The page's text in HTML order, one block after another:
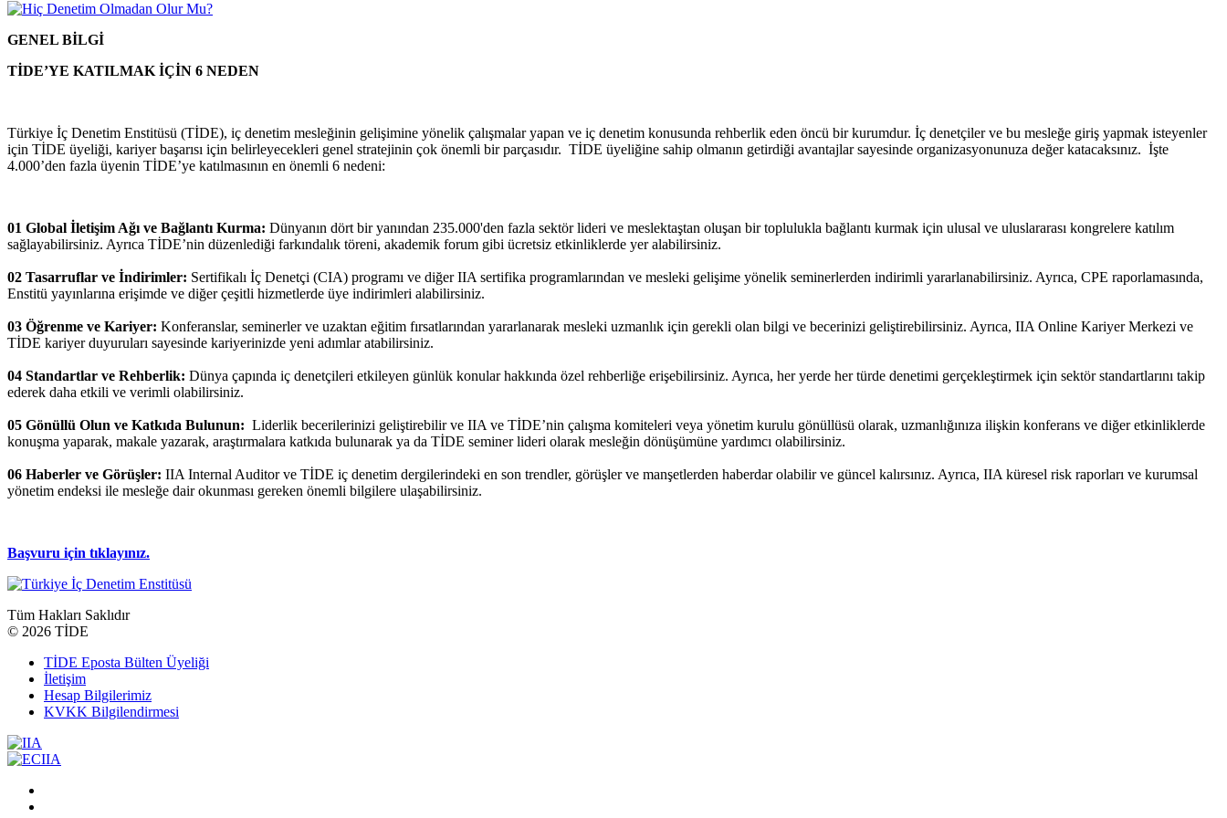
GENEL BİLGİ
TİDE’YE KATILMAK İÇİN 6 NEDEN
Türkiye İç Denetim Enstitüsü (TİDE), iç denetim mesleğinin gelişimine yönelik çalışmalar yapan ve iç denetim konusunda rehberlik eden öncü bir kurumdur. İç denetçiler ve bu mesleğe giriş yapmak isteyenler
için TİDE üyeliği, kariyer başarısı için belirleyecekleri genel stratejinin çok önemli bir parçasıdır. TİDE üyeliğine sahip olmanın getirdiği avantajlar sayesinde organizasyonunuza değer katacaksınız. İşte
4.000’den fazla üyenin TİDE’ye katılmasının en önemli 6 nedeni:
01 Global İletişim Ağı ve Bağlantı Kurma: Dünyanın dört bir yanından 235.000'den fazla sektör lideri ve meslektaştan oluşan bir toplulukla bağlantı kurmak için ulusal ve uluslararası kongrelere katılım
sağlayabilirsiniz. Ayrıca TİDE’nin düzenlediği farkındalık töreni, akademik forum gibi ücretsiz etkinliklerde yer alabilirsiniz.
02 Tasarruflar ve İndirimler: Sertifikalı İç Denetçi (CIA) programı ve diğer IIA sertifika programlarından ve mesleki gelişime yönelik seminerlerden indirimli yararlanabilirsiniz. Ayrıca, CPE raporlamasında,
Enstitü yayınlarına erişimde ve diğer çeşitli hizmetlerde üye indirimleri alabilirsiniz.
03 Öğrenme ve Kariyer: Konferanslar, seminerler ve uzaktan eğitim fırsatlarından yararlanarak mesleki uzmanlık için gerekli olan bilgi ve becerinizi geliştirebilirsiniz. Ayrıca, IIA Online Kariyer Merkezi ve
TİDE kariyer duyuruları sayesinde kariyerinizde yeni adımlar atabilirsiniz.
04 Standartlar ve Rehberlik: Dünya çapında iç denetçileri etkileyen günlük konular hakkında özel rehberliğe erişebilirsiniz. Ayrıca, her yerde her türde denetimi gerçekleştirmek için sektör standartlarını takip
ederek daha etkili ve verimli olabilirsiniz.
05 Gönüllü Olun ve Katkıda Bulunun: Liderlik becerilerinizi geliştirebilir ve IIA ve TİDE’nin çalışma komiteleri veya yönetim kurulu gönüllüsü olarak, uzmanlığınıza ilişkin konferans ve diğer etkinliklerde
konuşma yaparak, makale yazarak, araştırmalara katkıda bulunarak ya da TİDE seminer lideri olarak mesleğin dönüşümüne yardımcı olabilirsiniz.
06 Haberler ve Görüşler: IIA Internal Auditor ve TİDE iç denetim dergilerindeki en son trendler, görüşler ve manşetlerden haberdar olabilir ve güncel kalırsınız. Ayrıca, IIA küresel risk raporları ve kurumsal
yönetim endeksi ile mesleğe dair okunması gereken önemli bilgilere ulaşabilirsiniz.
Başvuru için tıklayınız.
Tüm Hakları Saklıdır
© 2026 TİDE
TİDE Eposta Bülten Üyeliği
İletişim
Hesap Bilgilerimiz
KVKK Bilgilendirmesi